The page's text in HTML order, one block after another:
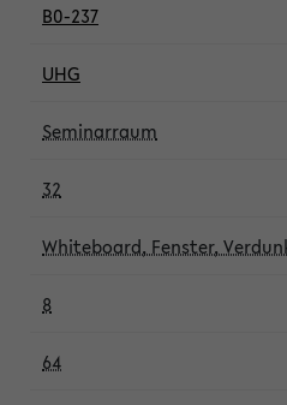
B0-237
UHG
Seminarraum
32
Whiteboard, Fenster,
8
64